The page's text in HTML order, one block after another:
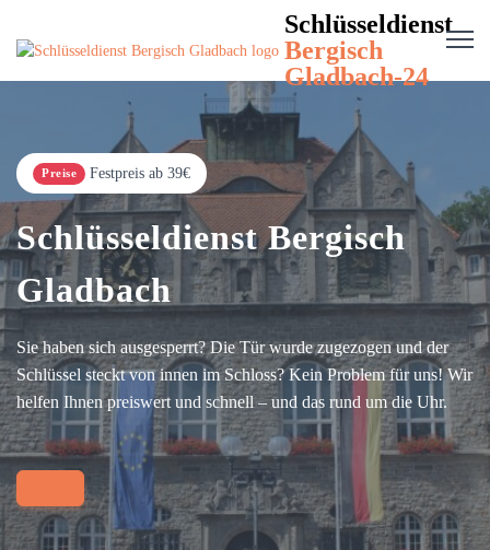
Schlüsseldienst
Bergisch
Gladbach-24
Preise Festpreis ab 39€
Schlüsseldienst Bergisch
Gladbach
Sie haben sich ausgesperrt? Die Tür wurde zugezogen und der
Schlüssel steckt von innen im Schloss? Kein Problem für uns! Wir
helfen Ihnen preiswert und schnell – und das rund um die Uhr.